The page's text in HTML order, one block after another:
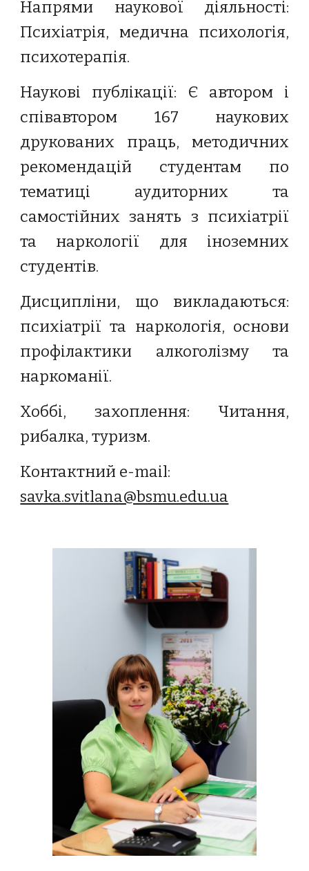
Напрями наукової діяльності:
Психіатрія, медична психологія,
психотерапія.
Наукові публікації: Є автором і
співавтором 167 наукових
друкованих праць, методичних
рекомендацій студентам по
тематиці аудиторних та
самостійних занять з психіатрії
та наркології для іноземних
студентів.
Дисципліни, що викладаються:
психіатрії та наркологія, основи
профілактики алкоголізму та
наркоманії.
Хоббі, захоплення: Читання,
рибалка, туризм.
Контактний e-mail:
savka.svitlana@bsmu.edu.ua